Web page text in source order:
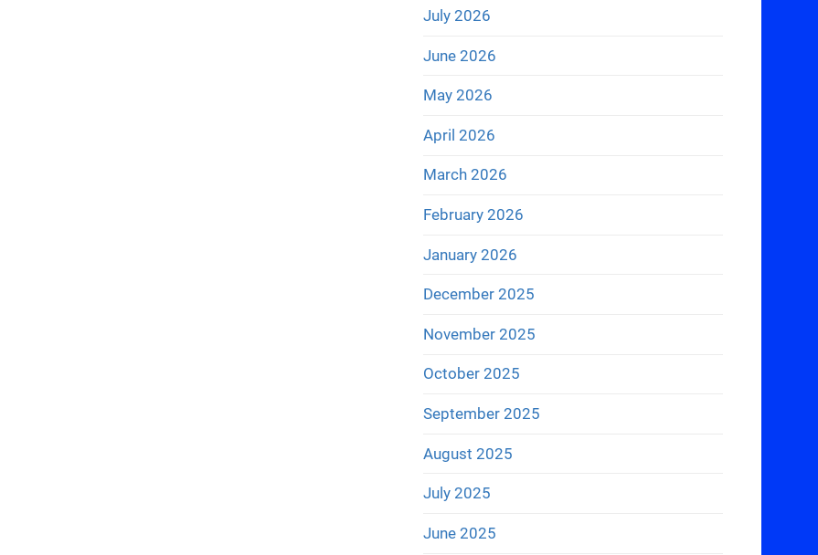
July 2026
June 2026
May 2026
April 2026
March 2026
February 2026
January 2026
December 2025
November 2025
October 2025
September 2025
August 2025
July 2025
June 2025